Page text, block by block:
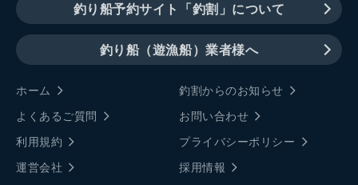
釣り船予約サイト「釣割」について
釣り船（遊漁船）業者様へ
ホーム
釣割からのお知らせ
よくあるご質問
お問い合わせ
利用規約
プライバシーポリシー
運営会社
採用情報